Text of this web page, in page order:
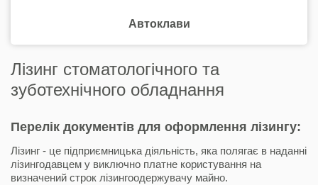
Автоклави
Лізинг стоматологічного та
зуботехнічного обладнання
Перелік документів для оформлення лізингу:
Лізинг - це підприємницька діяльність, яка полягає в наданні
лізингодавцем у виключно платне користування на
визначений строк лізингоодержувачу майно.